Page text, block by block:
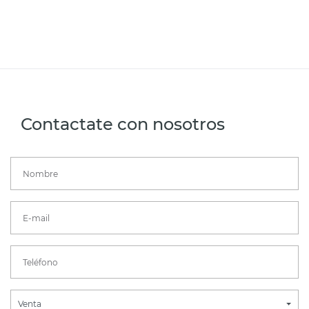
Contactate con nosotros
Venta